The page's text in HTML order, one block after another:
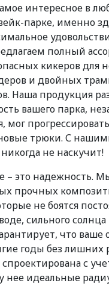
интересное в
парке, именно
полный
кикеров для
и двойных
Наша продукция
вашего парка,
мог
трюки. С
не наскучит!
– это надежность.
прочных
не боятся
сильного
что ваше
годы без лишних
с
нее идеальные